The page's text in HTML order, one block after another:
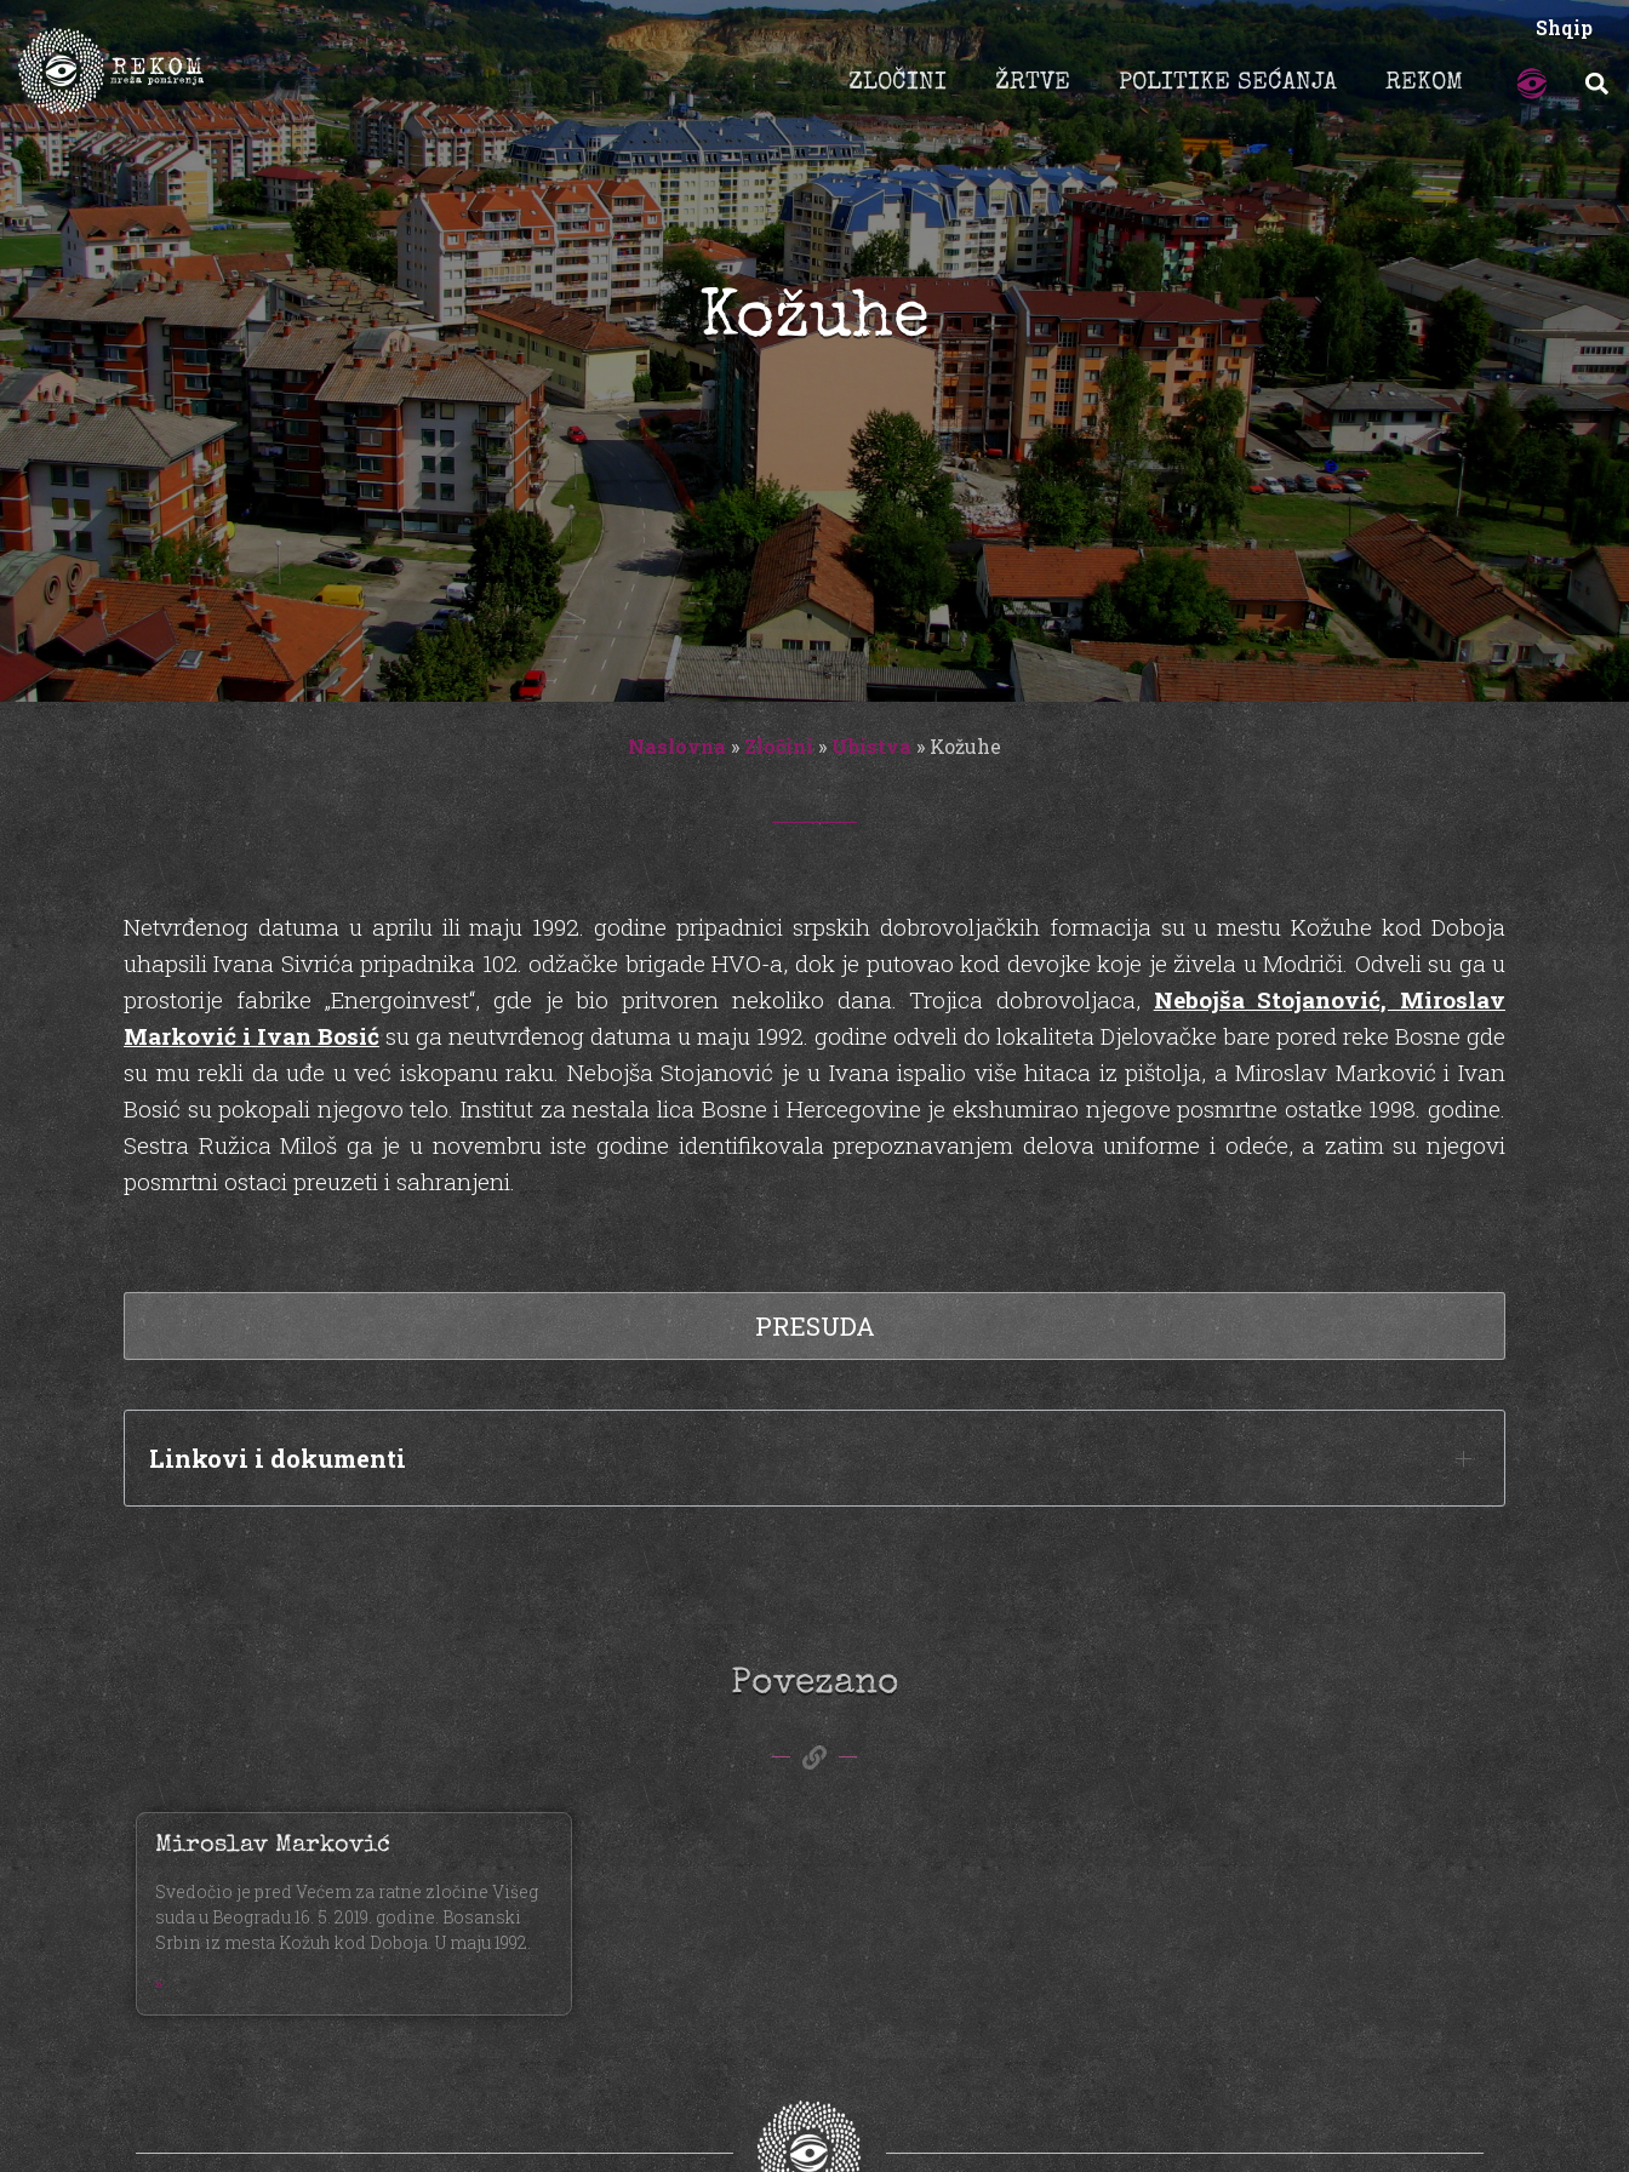
Shqip
ZLOČINI ŽRTVE POLITIKE SEĆANJA REKOM
Kožuhe
Naslovna » Zločini»Ubistva »Kožuhe
Netvrđenog datuma u aprilu ili maju 1992. godine pripadnici srpskih dobrovoljačkih formacija su u mestu Kožuhe kod Doboja
uhapsili Ivana Sivrića pripadnika 102. odžačke brigade HVO-a, dok je putovao kod devojke koje je živela u Modriči. Odveli su ga u
prostorije fabrike „Energoinvest“, gde je bio pritvoren nekoliko dana. Trojica dobrovoljaca, Nebojša Stojanović, Miroslav
Marković i Ivan Bosićsu ga neutvrđenog datuma u maju 1992. godine odveli do lokaliteta Djelovačke bare pored reke Bosne gde
su mu rekli da uđe u već iskopanu raku. Nebojša Stojanović je u Ivana ispalio više hitaca iz pištolja, a Miroslav Marković i Ivan
Bosić su pokopali njegovo telo. Institut za nestala lica Bosne i Hercegovine je ekshumirao njegove posmrtne ostatke 1998. godine.
Sestra Ružica Miloš ga je u novembru iste godine identifikovala prepoznavanjem delova uniforme i odeće, a zatim su njegovi
posmrtni ostaci preuzeti i sahranjeni.
PRESUDA
Linkovi i dokumenti
Povezano
Miroslav Marković
Svedočio je pred Većem za ratne zločine Višeg
suda u Beogradu 16. 5. 2019. godine. Bosanski
Srbin iz mesta Kožuh kod Doboja. U maju 1992.
»